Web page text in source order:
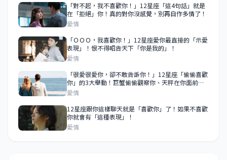
​​​​​​​「對不起，我不喜歡你！」12星座「這4句話」就是
在「拒絕」你！真的對你沒感覺，別再自作多情了！
愛情
「ＯＯＯ，我喜歡你！」12星座愛你最直接的「示愛
表現」！恨不得昭告天下「你是我的」！
愛情
「很愛很愛你，卻不敢告訴你！」12星座「偷偷喜歡
你」的3大舉動！巨蟹偷偷觀察你、天秤在你面前求
表現！
愛情
12星座跟你這樣聊天就是「喜歡你」了！如果不喜歡
你就會有「這種表現」！
愛情